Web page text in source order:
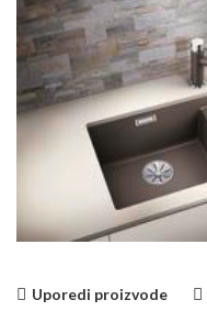
Uporedi proizvode